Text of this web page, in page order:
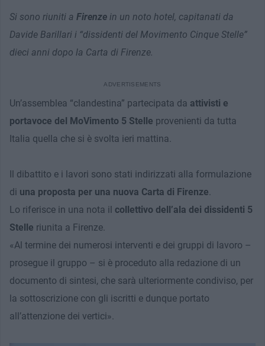
Si sono riuniti a Firenze in un noto hotel, capitanati da
Davide Barillari i “dissidenti del Movimento Cinque Stelle”
dieci anni dopo la Carta di Firenze.
Un’assemblea “clandestina” partecipata da attivisti e
portavoce del MoVimento 5 Stelle provenienti da tutta
Italia quella che si è svolta ieri mattina.
Il dibattito e i lavori sono stati indirizzati alla formulazione
di una proposta per una nuova Carta di Firenze.
Lo riferisce in una nota il collettivo dell’ala dei dissidenti 5
Stelle riunita a Firenze.
«Al termine dei numerosi interventi e dei gruppi di lavoro –
prosegue il gruppo – si è proceduto alla redazione di un
documento di sintesi, che sarà ulteriormente condiviso, per
la sottoscrizione con gli iscritti e dunque portato
all’attenzione dei vertici».